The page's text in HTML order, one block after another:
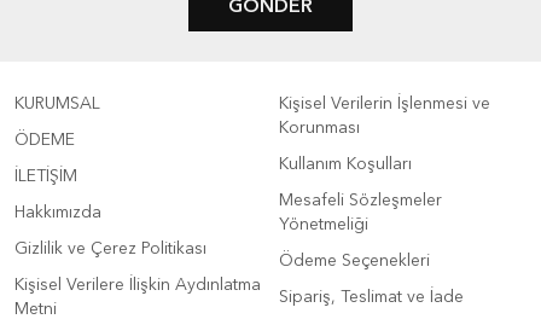
GÖNDER
KURUMSAL
ÖDEME
İLETİŞİM
Hakkımızda
Gizlilik ve Çerez Politikası
Kişisel Verilere İlişkin Aydınlatma
Metni
Kişisel Verilerin İşlenmesi ve
Korunması
Kullanım Koşulları
Mesafeli Sözleşmeler
Yönetmeliği
Ödeme Seçenekleri
Sipariş, Teslimat ve İade